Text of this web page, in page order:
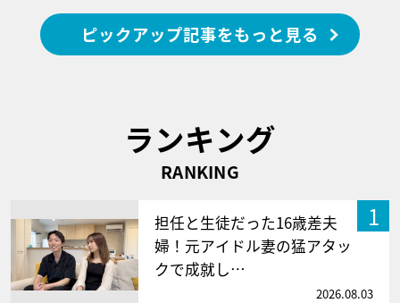
ピックアップ記事をもっと見る
ランキング
RANKING
1
担任と生徒だった16歳差夫
婦！元アイドル妻の猛アタッ
クで成就し…
2026.08.03